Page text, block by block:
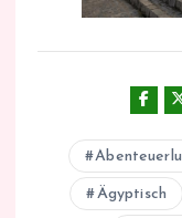
Ägyptisch